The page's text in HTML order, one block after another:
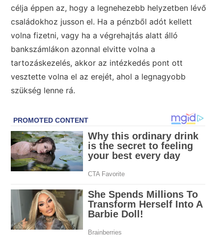
célja éppen az, hogy a legnehezebb helyzetben lévő
családokhoz jusson el. Ha a pénzből adót kellett
volna fizetni, vagy ha a végrehajtás alatt álló
bankszámlákon azonnal elvitte volna a
tartozáskezelés, akkor az intézkedés pont ott
vesztette volna el az erejét, ahol a legnagyobb
szükség lenne rá.